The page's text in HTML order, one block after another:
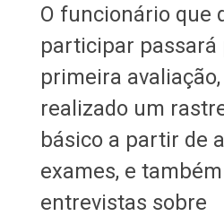
O funcionário que
participar passará
primeira
realizado um
básico a partir de
exames, e
entrevistas sobre